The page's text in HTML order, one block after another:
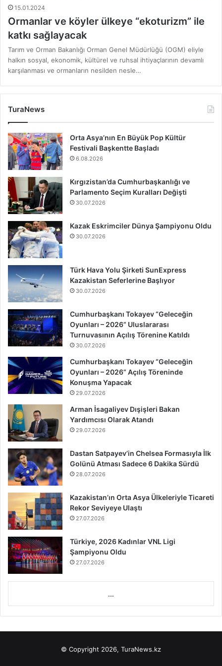
15.01.2024
Ormanlar ve köyler ülkeye “ekoturizm” ile
katkı sağlayacak
Tarım ve Orman Bakanlığı Orman Genel Müdürlüğü (OGM) eliyle
halkın sosyal, ekonomik, kültürel ve ruhsal ihtiyaçlarının devamlı
karşılanması ve ormanların nesilden nesle…
TuraNews
Orta Asya’nın En Büyük Pop Kültür
Festivali Başkentte Başladı
6.08.2026
Kırgızistan’da Cumhurbaşkanlığı ve
Parlamento Seçim Kuralları Değişti
30.07.2026
Kazak Eskrimciler Dünya Şampiyonu Oldu
30.07.2026
Türk Hava Yolu Şirketi SunExpress
Kazakistan Seferlerine Başlıyor
30.07.2026
Cumhurbaşkanı Tokayev “Geleceğin
Oyunları – 2026” Uluslararası
Turnuvasının Açılış Törenine Katıldı
30.07.2026
Cumhurbaşkanı Tokayev “Geleceğin
Oyunları – 2026” Açılış Töreninde
Konuşma Yapacak
29.07.2026
Arman İsagaliyev Dışişleri Bakan
Yardımcısı Olarak Atandı
29.07.2026
Dastan Satpayev’in Chelsea Formasıyla İlk
Golünü Atması Sadece 6 Dakika Sürdü
28.07.2026
Kazakistan’ın Orta Asya Ülkeleriyle Ticareti
Rekor Seviyeye Ulaştı
27.07.2026
Türkiye, 2026 Kadınlar VNL Ligi
Şampiyonu Oldu
27.07.2026
...
© Copyright 2026, TuraNews.kz